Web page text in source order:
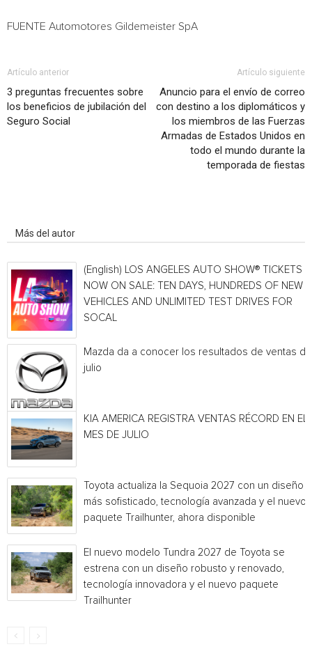
FUENTE Automotores Gildemeister SpA
Artículo anterior
3 preguntas frecuentes sobre
los beneficios de jubilación del
Seguro Social
Artículo siguiente
Anuncio para el envío de correo
con destino a los diplomáticos y
los miembros de las Fuerzas
Armadas de Estados Unidos en
todo el mundo durante la
temporada de fiestas
Más del autor
(English) LOS ANGELES AUTO SHOW® TICKETS
NOW ON SALE: TEN DAYS, HUNDREDS OF NEW
VEHICLES AND UNLIMITED TEST DRIVES FOR
SOCAL
Mazda da a conocer los resultados de ventas de
julio
KIA AMERICA REGISTRA VENTAS RÉCORD EN EL
MES DE JULIO
Toyota actualiza la Sequoia 2027 con un diseño
más sofisticado, tecnología avanzada y el nuevo
paquete Trailhunter, ahora disponible
El nuevo modelo Tundra 2027 de Toyota se
estrena con un diseño robusto y renovado,
tecnología innovadora y el nuevo paquete
Trailhunter